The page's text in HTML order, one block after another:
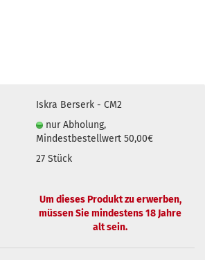
Iskra Berserk - CM2
nur Abholung,
Mindestbestellwert 50,00€
27Stück
Um dieses Produkt zu erwerben,
müssen Sie mindestens 18 Jahre
alt sein.